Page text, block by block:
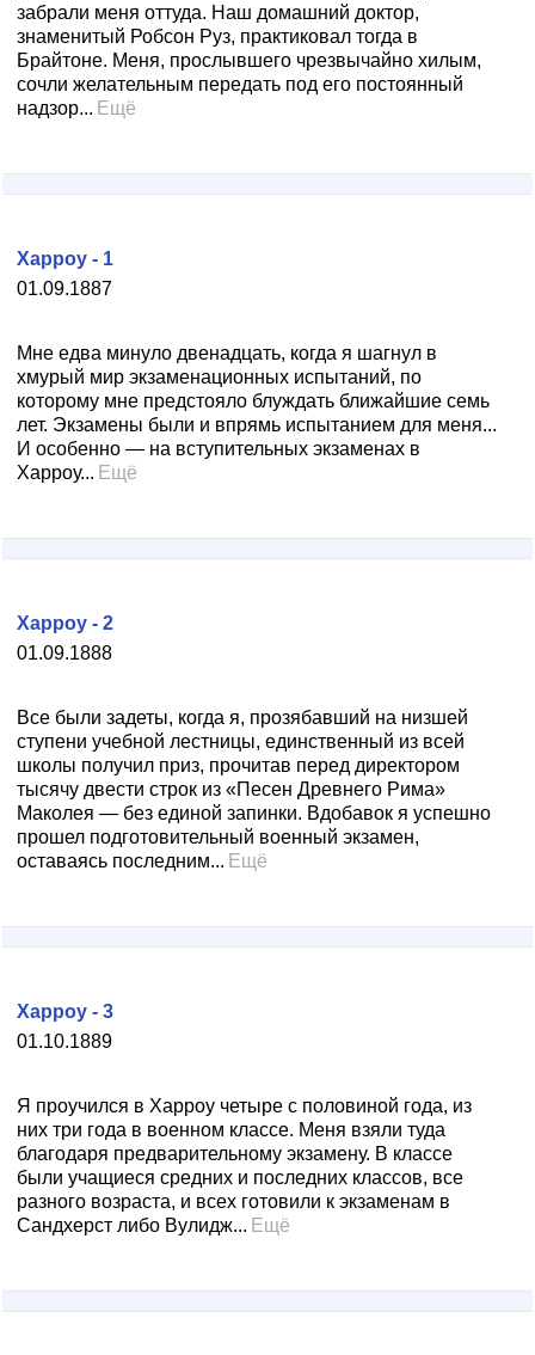
забрали меня оттуда. Наш домашний доктор,
знаменитый Робсон Руз, практиковал тогда в
Брайтоне. Меня, прослывшего чрезвычайно хилым,
сочли желательным передать под его постоянный
надзор... Ещё
01.09.1887
Харроу - 1
Мне едва минуло двенадцать, когда я шагнул в
хмурый мир экзаменационных испытаний, по
которому мне предстояло блуждать ближайшие семь
лет. Экзамены были и впрямь испытанием для меня...
И особенно — на вступительных экзаменах в
Харроу... Ещё
01.09.1888
Харроу - 2
Все были задеты, когда я, прозябавший на низшей
ступени учебной лестницы, единственный из всей
школы получил приз, прочитав перед директором
тысячу двести строк из «Песен Древнего Рима»
Маколея — без единой запинки. Вдобавок я успешно
прошел подготовительный военный экзамен,
оставаясь последним... Ещё
01.10.1889
Харроу - 3
Я проучился в Харроу четыре с половиной года, из
них три года в военном классе. Меня взяли туда
благодаря предварительному экзамену. В классе
были учащиеся средних и последних классов, все
разного возраста, и всех готовили к экзаменам в
Сандхерст либо Вулидж... Ещё